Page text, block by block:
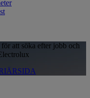
att söka efter jobb och